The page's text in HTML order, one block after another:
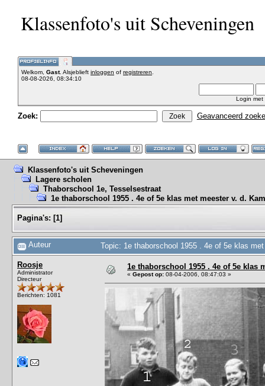
Klassenfoto's uit Scheveningen
Welkom, Gast. Alsjeblieft inloggen of registreren
08-08-2026, 08:34:10
Login met
Zoek: Geavanceerd
Klassenfoto's uit Scheveningen
Lagere scholen
Thaborschool 1e, Tesselsestraat
1e thaborschool 1955 . 4e of 5e klas met meester v. d.
Pagina's: [1]
Auteur Topic: 1e thaborschool 1955 . 4e of 5e klas
Roosje
Administrator
Directeur
Berichten: 1081
1e thaborschool 1955 . 4e of 5e klas
« Gepost op: 08-04-2006, 08:47:03 »